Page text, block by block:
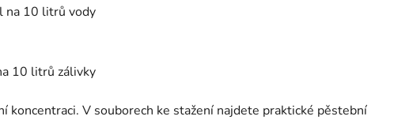
na 10 litrů vody
10 litrů zálivky
koncentraci. V souborech ke stažení najdete praktické pěstební